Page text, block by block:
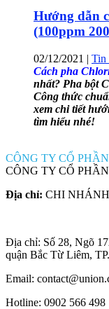
Hướng dẫn
(100ppm
02/12/2021 | Tin
Cách pha
nhất? Pha bột
Công thức
xem chi tiết
tìm hiểu nhé!
CÔNG TY CỔ
CÔNG TY CỔ
Địa chỉ: CHI
Địa chỉ: Số 28, Ngõ
quận Bắc Từ Liêm,
Email:
Hotline: 0902 566 498